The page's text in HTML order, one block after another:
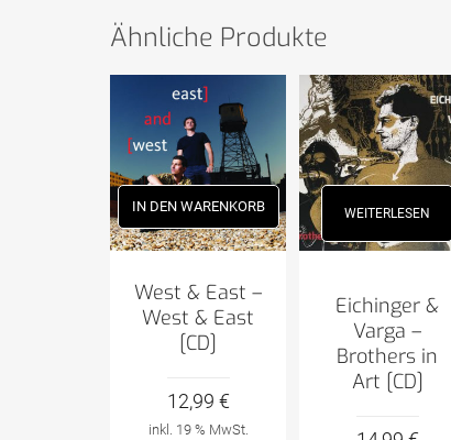
Ähnliche Produkte
IN DEN WARENKORB
West & East –
West & East
[CD]
12,99 €
inkl. 19 % MwSt.
WEITERLESEN
Eichinger &
Varga –
Brothers in
Art [CD]